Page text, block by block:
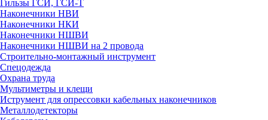
Гильзы ГСИ, ГСИ-Т
Наконечники НВИ
Наконечники НКИ
Наконечники НШВИ
Наконечники НШВИ на 2 провода
Строительно-монтажный инструмент
Спецодежда
Охрана труда
Мультиметры и клещи
Иструмент для опрессовки кабельных наконечников
Металлодетекторы